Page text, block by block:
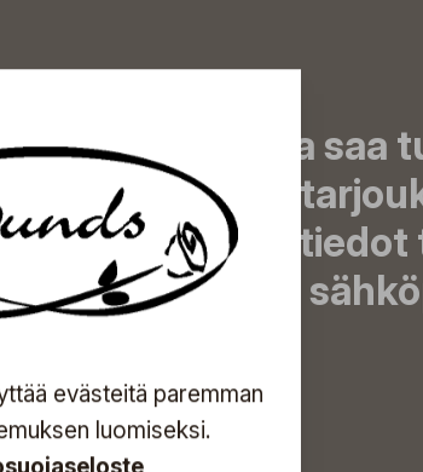
uutiskirjeemme ja saa
eksklusiiviset
vinkit sekä tiedot
suoraan
evästeitä paremman
luomiseksi.